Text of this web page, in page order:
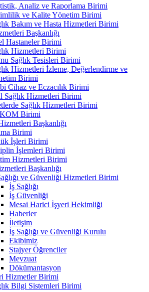
Analiz ve Raporlama Birimi
ve Kalite Yönetim Birimi
Bakım ve Hasta Hizmetleri Birimi
Başkanlığı
Hastaneler Birimi
Hizmetleri Birimi
Sağlık Tesisleri Birimi
Hizmetleri İzleme, Değerlendirme ve
Birimi
Cihaz ve Eczacılık Birimi
Sağlık Hizmetleri Birimi
Sağlık Hizmetleri Birimi
Birimi
Başkanlığı
Birimi
İşleri Birimi
İşlemleri Birimi
Hizmetleri Birimi
Başkanlığı
ve Güvenliği Hizmetleri Birimi
İş Sağlığı
İş Güvenliği
Mesai Harici İşyeri Hekimliği
Haberler
İletişim
İş Sağlığı ve Güvenliği Kurulu
Ekibimiz
Stajyer Öğrenciler
Mevzuat
Dökümantasyon
Hizmetler Birimi
Bilgi Sistemleri Birimi